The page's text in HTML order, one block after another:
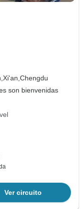
Xi'an,Chengdu
son bienvenidas
Ver circuito